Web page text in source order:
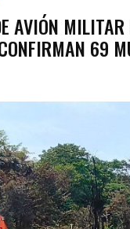
AVIÓN MILITAR
69